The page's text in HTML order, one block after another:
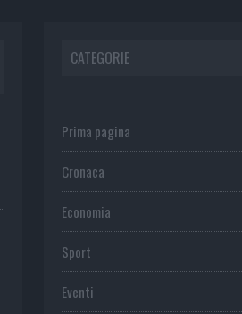
CATEGORIE
Prima pagina
Cronaca
Economia
Sport
Eventi